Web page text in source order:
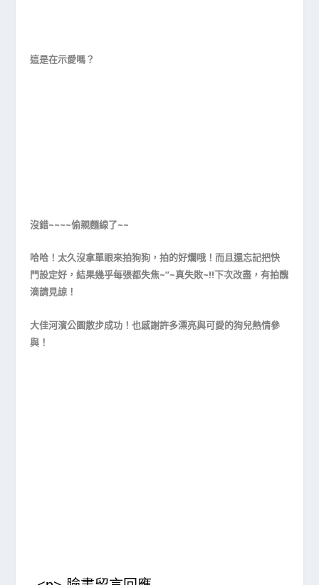
這是在示愛嗎？
沒錯~~~~偷親麵線了~~
哈哈！太久沒拿單眼來拍狗狗，拍的好爛哦！而且還忘記把快
門設定好，結果幾乎每張都失焦~”~真失敗~!!下次改盡，有拍醜
滴請見諒！
大佳河濱公園散步成功！也感謝許多漂亮與可愛的狗兒熱情參
與！